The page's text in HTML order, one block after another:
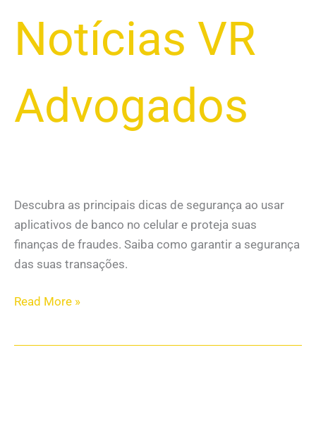
Notícias VR
Advogados
Descubra as principais dicas de segurança ao usar
aplicativos de banco no celular e proteja suas
finanças de fraudes. Saiba como garantir a segurança
das suas transações.
Read More »